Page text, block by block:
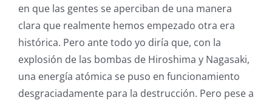
en que las gentes se aperciban de una manera
clara que realmente hemos empezado otra era
histórica. Pero ante todo yo diría que, con la
explosión de las bombas de Hiroshima y Nagasaki,
una energía atómica se puso en funcionamiento
desgraciadamente para la destrucción. Pero pese a